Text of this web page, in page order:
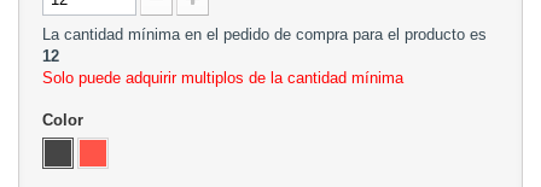
La cantidad mínima en el pedido de compra para el producto es
12
Solo puede adquirir multiplos de la cantidad mínima
Color